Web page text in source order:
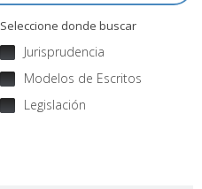
Seleccione donde buscar
Jurisprudencia
Modelos de Escritos
Legislación